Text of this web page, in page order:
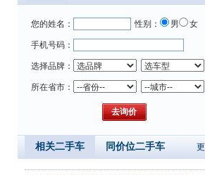
您的姓名： 性别： 男 女
手机号码：
选择品牌：
所在省市：
相关二手车 同价位二手车